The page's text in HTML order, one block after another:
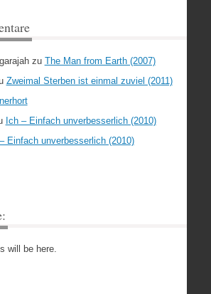
zu The Man from Earth (2007)
Zweimal Sterben ist einmal zuviel (2011)
Ich – Einfach unverbesserlich (2010)
Einfach unverbesserlich (2010)
will be here.